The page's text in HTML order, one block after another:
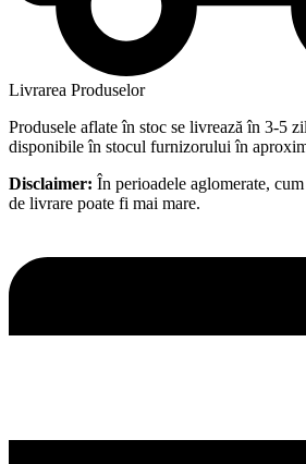
Livrarea Produselor
Produsele aflate în stoc se livrează în 3-5
disponibile în stocul furnizorului în
Disclaimer: În perioadele aglomerate,
de livrare poate fi mai mare.